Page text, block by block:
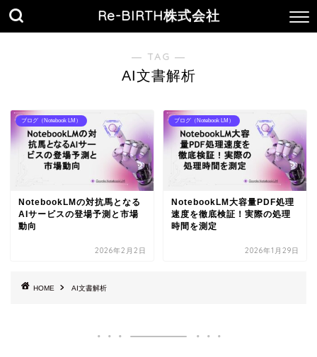
Re-BIRTH株式会社
― TAG ―
AI文書解析
ブログ（Notebook LM）
NotebookLMの対抗馬となる
AIサービスの登場予測と市場
動向
2026年2月2日
ブログ（Notebook LM）
NotebookLM大容量PDF処理
速度を徹底検証！実際の処理
時間を測定
2026年1月29日
HOME AI文書解析